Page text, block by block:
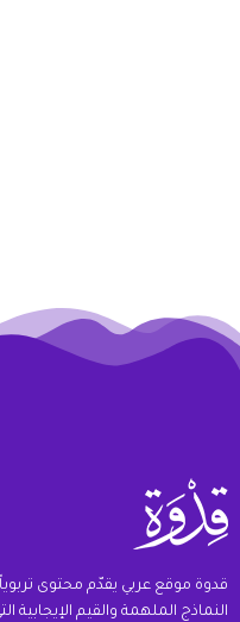
قدوة موقع عربي يقدّم محتوى
النماذج الملهمة والقيم